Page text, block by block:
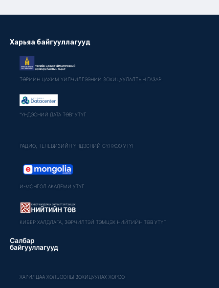
Харьяа байгууллагууд
ТӨРИЙН ЦАХИМ ҮЙЛЧИЛГЭЭНИЙ ЗОХИЦУУЛАЛТЫН ГАЗАР
"ҮНДЭСНИЙ ДАТА ТӨВ" УТҮГ
РАДИО, ТЕЛЕВИЗИЙН ҮНДЭСНИЙ СҮЛЖЭЭ УТҮГ
И-МОНГОЛ АКАДЕМИ УТҮГ
КИБЕР ХАЛДЛАГА, ЗӨРЧИЛТЭЙ ТЭМЦЭХ НИЙТИЙН ТӨВ УТҮГ
Салбар
байгууллагууд
ХАРИЛЦАА ХОЛБООНЫ ЗОХИЦУУЛАХ ХОРОО